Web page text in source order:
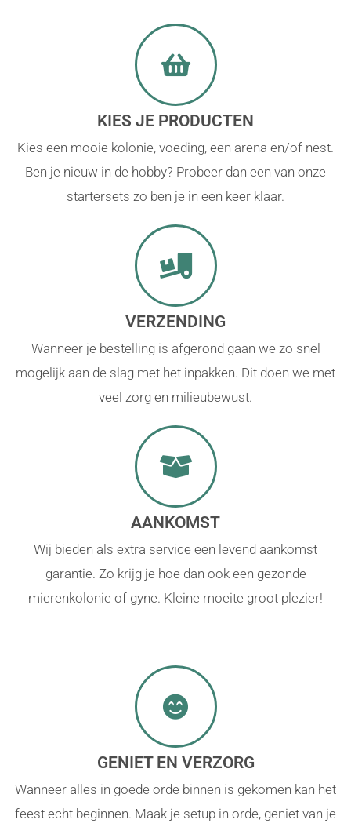
KIES JE PRODUCTEN
Kies een mooie kolonie, voeding, een arena en/of nest.
Ben je nieuw in de hobby? Probeer dan een van onze
startersets zo ben je in een keer klaar.
VERZENDING
Wanneer je bestelling is afgerond gaan we zo snel
mogelijk aan de slag met het inpakken. Dit doen we met
veel zorg en milieubewust.
AANKOMST
Wij bieden als extra service een levend aankomst
garantie. Zo krijg je hoe dan ook een gezonde
mierenkolonie of gyne. Kleine moeite groot plezier!
GENIET EN VERZORG
Wanneer alles in goede orde binnen is gekomen kan het
feest echt beginnen. Maak je setup in orde, geniet van je